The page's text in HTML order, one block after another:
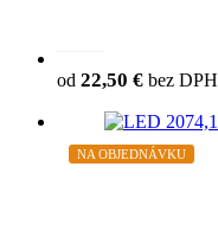
od 22,50 € bez DPH
NA OBJEDNÁVKU